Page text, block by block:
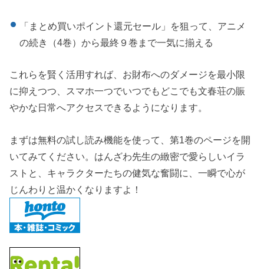
「まとめ買いポイント還元セール」を狙って、アニメ
の続き（4巻）から最終９巻まで一気に揃える
これらを賢く活用すれば、お財布へのダメージを最小限
に抑えつつ、スマホ一つでいつでもどこでも文春荘の賑
やかな日常へアクセスできるようになります。
まずは無料の試し読み機能を使って、第1巻のページを開
いてみてください。はんざわ先生の緻密で愛らしいイラ
ストと、キャラクターたちの健気な奮闘に、一瞬で心が
じんわりと温かくなりますよ！